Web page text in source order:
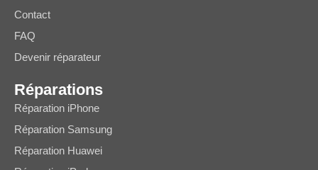
Contact
FAQ
Devenir réparateur
Réparations
Réparation iPhone
Réparation Samsung
Réparation Huawei